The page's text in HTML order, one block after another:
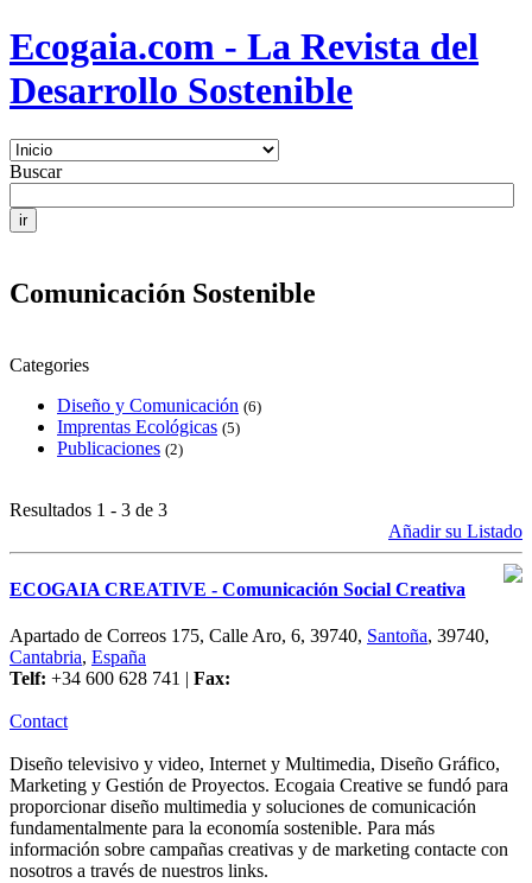
Ecogaia.com - La Revista del
Desarrollo Sostenible
Buscar
Comunicación Sostenible
Categories
Diseño y Comunicación (6)
Imprentas Ecológicas (5)
Publicaciones (2)
Resultados 1 - 3 de 3
Añadir su Listado
ECOGAIA CREATIVE - Comunicación Social Creativa
Apartado de Correos 175, Calle Aro, 6, 39740, Santoña, 39740,
Cantabria, España
Telf: +34 600 628 741 | Fax:
Contact
Diseño televisivo y video, Internet y Multimedia, Diseño Gráfico,
Marketing y Gestión de Proyectos. Ecogaia Creative se fundó para
proporcionar diseño multimedia y soluciones de comunicación
fundamentalmente para la economía sostenible. Para más
información sobre campañas creativas y de marketing contacte con
nosotros a través de nuestros links.